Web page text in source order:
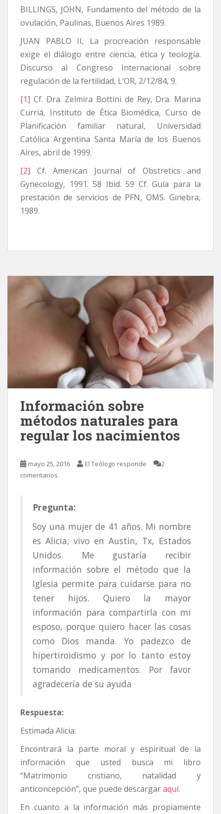
BILLINGS, JOHN, Fundamento del método de la
ovulación, Paulinas, Buenos Aires 1989.
JUAN PABLO II, La procreación responsable
exige el diálogo entre ciencia, ética y teología.
Discurso al Congreso Internacional sobre
regulación de la fertilidad, L’OR, 2/12/84, 9.
[1] Cf. Dra. Zelmira Bottini de Rey, Dra. Marina
Curriá, Instituto de Ética Biomédica, Curso de
Planificación familiar natural, Universidad
Católica Argentina Santa María de los Buenos
Aires, abril de 1999.
[2] Cf. American Journal of Obstretics and
Gynecology, 1991. 58 Ibid. 59 Cf. Guía para la
prestación de servicios de PFN, OMS. Ginebra,
1989.
Información sobre
métodos naturales para
regular los nacimientos
mayo 25, 2016 El Teólogo responde
2
comentarios
Pregunta:
Soy una mujer de 41 años. Mi nombre
es Alicia; vivo en Austin, Tx, Estados
Unidos. Me gustaría recibir
información sobre el método que la
Iglesia permite para cuidarse para no
tener hijos. Quiero la mayor
información para compartirla con mi
esposo, porque quiero hacer las cosas
como Dios manda. Yo padezco de
hipertiroidismo y por lo tanto estoy
tomando medicamentos. Por favor
agradecería de su ayuda
Respuesta:
Estimada Alicia:
Encontrará la parte moral y espiritual de la
información que usted busca mi libro
“Matrimonio cristiano, natalidad y
anticoncepción”, que puede descargaraquí.
En cuanto a la información más propiamente